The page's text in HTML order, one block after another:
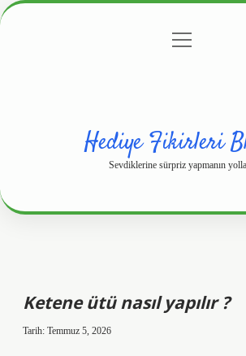
Gizlilik Politikası
menüyü
Hediye Fikirleri
Sevdiklerine sürpriz yapmanın
Ketene ütü nasıl yapılır ?
Tarih: Temmuz 5, 2026